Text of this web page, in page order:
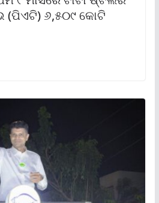
(ପିଏଟି) ୬,୫୦୯ କୋଟି